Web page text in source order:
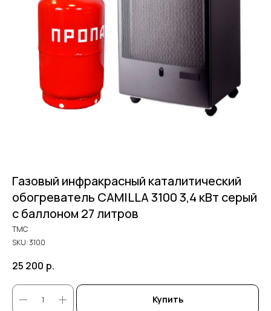
Газовый инфракрасный каталитический
обогреватель CAMILLA 3100 3,4 кВт серый
с баллоном 27 литров
ТМС
SKU:3100
25 200 р.
Купить